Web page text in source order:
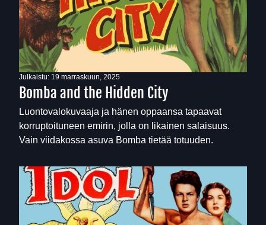
Julkaistu: 19 marraskuun, 2025
Bomba and the Hidden City
Luontovalokuvaaja ja hänen oppaansa tapaavat
korruptoituneen emirin, jolla on likainen salaisuus.
Vain viidakossa asuva Bomba tietää totuuden.